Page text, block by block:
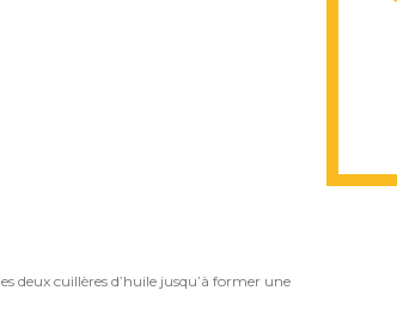
deux cuillères d’huile jusqu’à former une